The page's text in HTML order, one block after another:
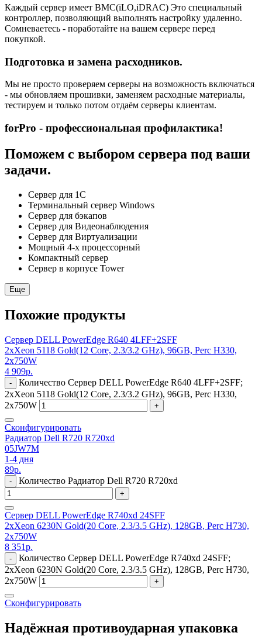
Каждый сервер имеет BMC(iLO,iDRAC) Это специальный
контроллер, позволяющий выполнять настройку удаленно.
Сомневаетесь - поработайте на вашем сервере перед
покупкой.
Подготовка и замена расходников.
Мы не просто проверяем серверы на возможность включаться
- мы обновляем прошивки, заменяем расходные материалы,
тестируем и только потом отдаём серверы клиентам.
forPro - профессиональная профилактика!
Поможем с выбором сервера под ваши
задачи.
Сервер для 1С
Терминальный сервер Windows
Сервер для бэкапов
Сервер для Видеонаблюдения
Сервер для Виртуализации
Мощный 4-х процессорный
Компактный сервер
Сервер в корпусе Tower
Еще
Похожие продукты
Сервер DELL PowerEdge R640 4LFF+2SFF
2xXeon 5118 Gold(12 Core, 2.3/3.2 GHz), 96GB, Perc H330,
2x750W
4 909р.
-
Количество Сервер DELL PowerEdge R640 4LFF+2SFF;
2xXeon 5118 Gold(12 Core, 2.3/3.2 GHz), 96GB, Perc H330,
2x750W
+
Сконфигурировать
Радиатор Dell R720 R720xd
05JW7M
1-4 дня
89р.
- Количество Радиатор Dell R720 R720xd
+
Сервер DELL PowerEdge R740xd 24SFF
2xXeon 6230N Gold(20 Core, 2.3/3.5 GHz), 128GB, Perc H730,
2x750W
8 351р.
-
Количество Сервер DELL PowerEdge R740xd 24SFF;
2xXeon 6230N Gold(20 Core, 2.3/3.5 GHz), 128GB, Perc H730,
2x750W
+
Сконфигурировать
Надёжная противоударная упаковка